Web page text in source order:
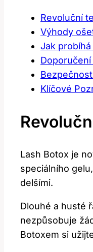
Revoluční
Výhody
Jak
Klíčové
Lash Botox je
speciálního
delšími.
Dlouhé a husté
nezpůsobuje
Botoxem si